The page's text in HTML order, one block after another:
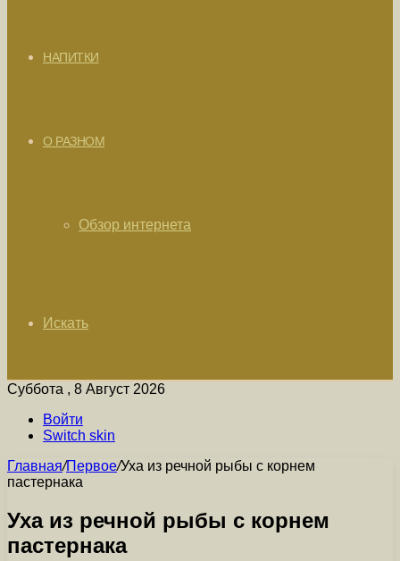
НАПИТКИ
О РАЗНОМ
Обзор интернета
Искать
Суббота , 8 Август 2026
Войти
Switch skin
Главная/Первое/Уха из речной рыбы с корнем
пастернака
Уха из речной рыбы с корнем
пастернака